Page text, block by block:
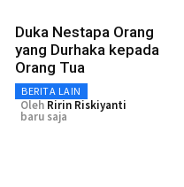
Duka Nestapa Orang
yang Durhaka kepada
Orang Tua
BERITA LAIN
Oleh Ririn Riskiyanti
baru saja